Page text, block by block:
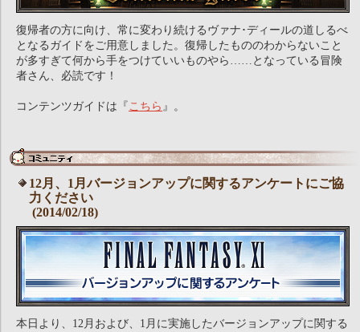
復帰者の方に向け、常に変わり続けるヴァナ･ディールの道しるべ
となるガイドをご用意しました。復帰したもののわからないこと
が多すぎて何から手をつけていいものやら……となっている冒険
者さん、必読です！
コンテンツガイドは『 こちら 』。
12月、1月バージョンアップに関するアンケートにご協
力ください
(2014/02/18)
本日より、12月および、1月に実施したバージョンアップに関する